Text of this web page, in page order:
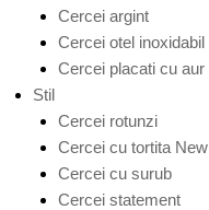
Cercei argint
Cercei otel inoxidabil
Cercei placati cu aur
Stil
Cercei rotunzi
Cercei cu tortita New
Cercei cu surub
Cercei statement